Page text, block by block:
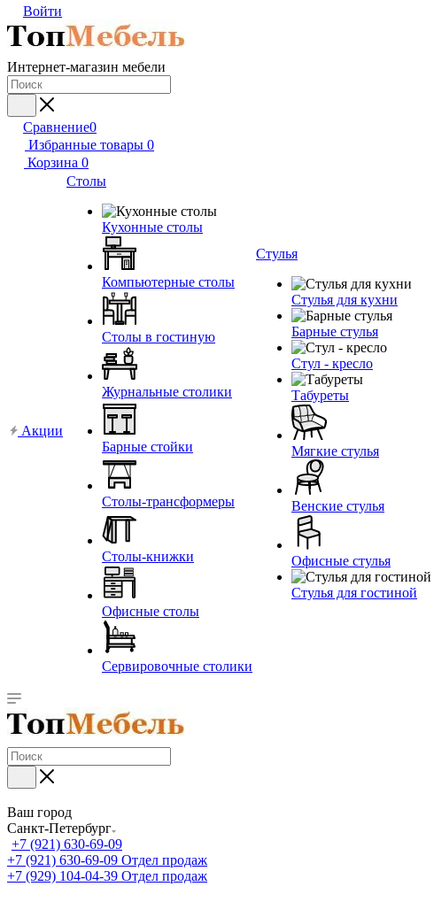
Войти
Интернет-магазин мебели
Сравнение0
Избранные товары 0
Корзина 0
Акции
Столы
Кухонные столы
Компьютерные столы
Столы в гостиную
Журнальные столики
Барные стойки
Столы-трансформеры
Столы-книжки
Офисные столы
Сервировочные столики
Стулья
Стулья для кухни
Барные стулья
Стул - кресло
Табуреты
Мягкие стулья
Венские стулья
Офисные стулья
Стулья для гостиной
Ваш город
Санкт-Петербург
+7 (921) 630-69-09
+7 (921) 630-69-09 Отдел продаж
+7 (929) 104-04-39 Отдел продаж